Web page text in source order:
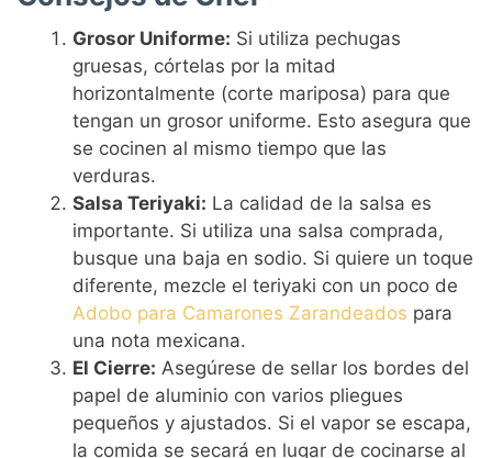
Grosor Uniforme: Si utiliza pechugas
gruesas, córtelas por la mitad
horizontalmente (corte mariposa) para que
tengan un grosor uniforme. Esto asegura que
se cocinen al mismo tiempo que las
verduras.
Salsa Teriyaki: La calidad de la salsa es
importante. Si utiliza una salsa comprada,
busque una baja en sodio. Si quiere un toque
diferente, mezcle el teriyaki con un poco de
Adobo para Camarones Zarandeados para
una nota mexicana.
El Cierre: Asegúrese de sellar los bordes del
papel de aluminio con varios pliegues
pequeños y ajustados. Si el vapor se escapa,
la comida se secará en lugar de cocinarse al